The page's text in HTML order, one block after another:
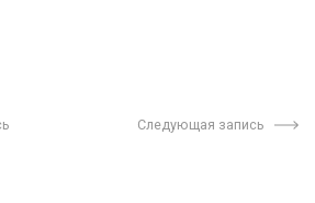
Следующая запись